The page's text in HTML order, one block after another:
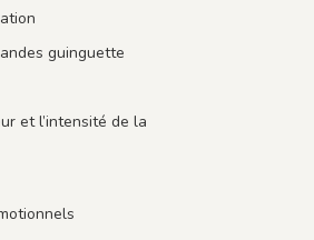
guinguette
et l’intensité de la